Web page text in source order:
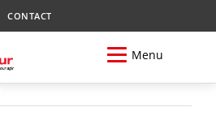
CONTACT
Menu